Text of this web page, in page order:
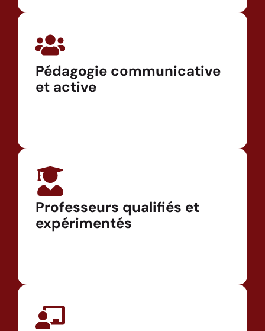
Pédagogie communicative
et active
Professeurs qualifiés et
expérimentés